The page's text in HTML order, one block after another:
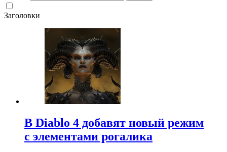
Заголовки
В Diablo 4 добавят новый режим
с элементами рогалика